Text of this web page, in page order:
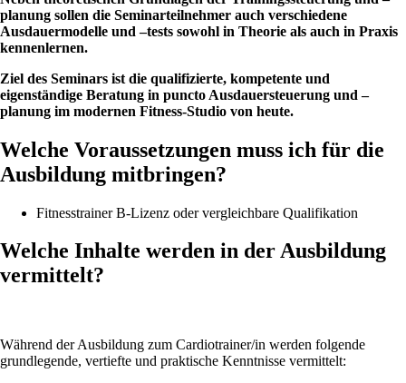
planung sollen die Seminarteilnehmer auch verschiedene
Ausdauermodelle und –tests sowohl in Theorie als auch in Praxis
kennenlernen.
Ziel des Seminars ist die qualifizierte, kompetente und
eigenständige Beratung in puncto Ausdauersteuerung und –
planung im modernen Fitness-Studio von heute.
Welche Voraussetzungen muss ich für die
Ausbildung mitbringen?
Fitnesstrainer B-Lizenz oder vergleichbare Qualifikation
Welche Inhalte werden in der Ausbildung
vermittelt?
Während der Ausbildung zum Cardiotrainer/in werden folgende
grundlegende, vertiefte und praktische Kenntnisse vermittelt: